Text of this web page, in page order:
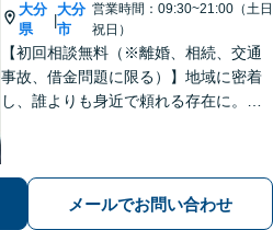
大分
県
|
大分
市
営業時間：09:30~21:00（土日
祝日）
【初回相談無料（※離婚、相続、交通
事故、借金問題に限る）】地域に密着
し、誰よりも身近で頼れる存在に。
動産の絡む相談問題はお任せください
メールでお問い合わせ